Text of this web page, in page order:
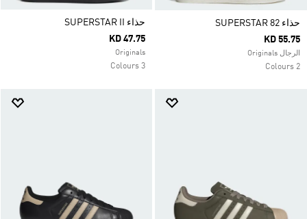
حذاء SUPERSTAR 82
KD 55.75
الرجال Originals
2 Colours
حذاء SUPERSTAR II
KD 47.75
Originals
3 Colours